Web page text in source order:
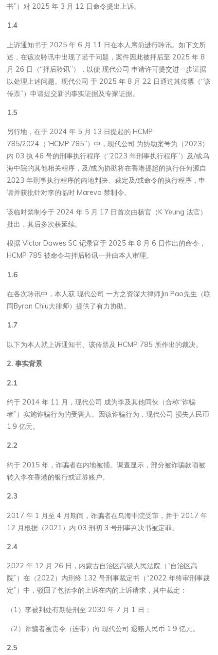
书”）对 2025 年 3 月 12 日命令提出上诉。
1.4
上诉通知书于 2025 年 6 月 11 日在本人席前进行聆讯。如下文所
述，在该次聆讯中出现了若干问题，案件因此被押后至 2025 年 8
月 26 日（“押后聆讯”），以便 现代公司 申请许可提交进一步证据
以处理上述问题。现代公司 于 2025 年 8 月 22 日通过其传票（“该
传票”）申请提交新的事实证据及专家证据。
1.5
另行地，在于 2024 年 5 月 13 日提起的 HCMP
785/2024（“HCMP 785”）中，现代公司 为协助案号为（2023）
内 03 执 46 号的刑事执行程序（“2023 年刑事执行程序”）及/或乌
海中院的其他相关程序，及/或为协助将在香港提起的执行任何源自
2023 年刑事执行程序的内地判决、裁定及/或命令的执行程序，申
请并获批针对李的临时 Mareva 禁制令。
该临时禁制令于 2024 年 5 月 17 日首次由杨官（K Yeung 法官）
批出，其后多次获延续。
根据 Victor Dawes SC 记录官于 2025 年 8 月 6 日作出的命令，
HCMP 785 被命令与押后聆讯一并由本人审理。
1.6
在各次聆讯中，本人获 现代公司 一方之资深大律师Jin Pao先生（联
同Byron Chiu大律师）提供了有力协助。
1.7
以下为本人就上诉通知书、该传票及 HCMP 785 所作出的裁决。
2.事实背景
2.1
约于 2014 年 11 月，现代公司 成为李及其他同伙（合称“诈骗
者”）实施诈骗行为的受害人。因该诈骗行为，现代公司 损失人民币
1.9 亿元。
2.2
约于 2015 年，诈骗者在内地被捕。调查显示，部分被诈骗款项被
转入李在香港的银行或证券账户。
2.3
2017 年 1 月至 4 月期间，诈骗者在乌海中院受审，并于 2017 年
12 月根据（2021）内 03 刑初 3 号刑事判决书被定罪。
2.4
2022 年 12 月 26 日，内蒙古自治区高级人民法院（“自治区高
院”）在（2022）内刑终 132 号刑事裁定书（“2022 年终审刑事裁
定”）中，驳回了包括李的上诉在内的上诉请求，其中裁定：
（1）李被判处有期徒刑至 2030 年 7 月 1 日；
（2）诈骗者被责令（连带）向 现代公司 退赔人民币 1.9 亿元。
2.5